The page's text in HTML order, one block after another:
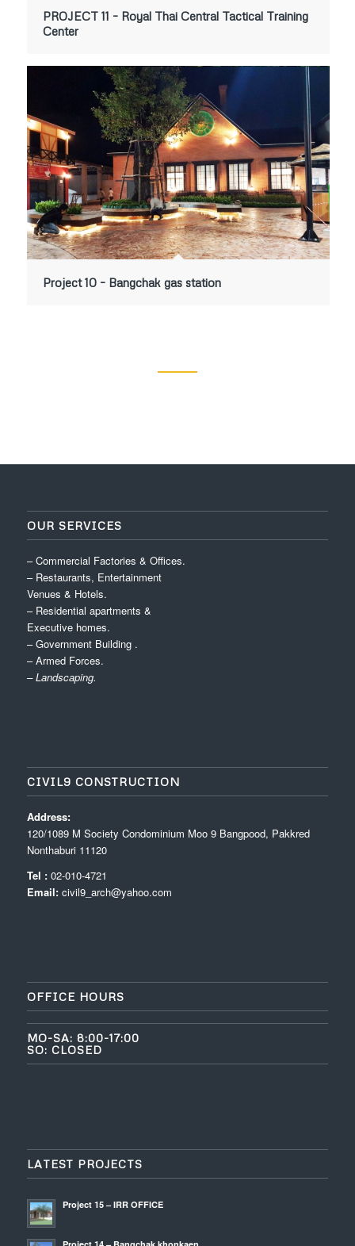
PROJECT 11 – Royal Thai Central Tactical Training
Center
Project 10 – Bangchak gas station
OUR SERVICES
– Commercial Factories & Offices.
– Restaurants, Entertainment
Venues & Hotels.
– Residential apartments &
Executive homes.
– Government Building .
– Armed Forces.
– Landscaping.
CIVIL9 CONSTRUCTION
Address:
120/1089 M Society Condominium Moo 9 Bangpood, Pakkred
Nonthaburi 11120
Tel :02-010-4721
Email: civil9_arch@yahoo.com
OFFICE HOURS
MO-SA: 8:00-17:00
SO: CLOSED
LATEST PROJECTS
Project 15 – IRR OFFICE